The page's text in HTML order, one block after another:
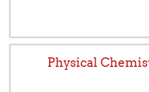
Physical